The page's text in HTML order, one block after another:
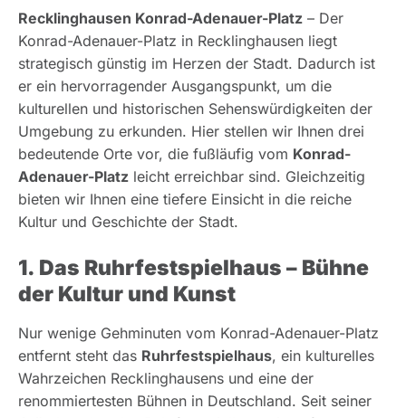
Recklinghausen Konrad-Adenauer-Platz – Der
Konrad-Adenauer-Platz in Recklinghausen liegt
strategisch günstig im Herzen der Stadt. Dadurch ist
er ein hervorragender Ausgangspunkt, um die
kulturellen und historischen Sehenswürdigkeiten der
Umgebung zu erkunden. Hier stellen wir Ihnen drei
bedeutende Orte vor, die fußläufig vom Konrad-
Adenauer-Platz leicht erreichbar sind. Gleichzeitig
bieten wir Ihnen eine tiefere Einsicht in die reiche
Kultur und Geschichte der Stadt.
1. Das Ruhrfestspielhaus – Bühne
der Kultur und Kunst
Nur wenige Gehminuten vom Konrad-Adenauer-Platz
entfernt steht das Ruhrfestspielhaus, ein kulturelles
Wahrzeichen Recklinghausens und eine der
renommiertesten Bühnen in Deutschland. Seit seiner